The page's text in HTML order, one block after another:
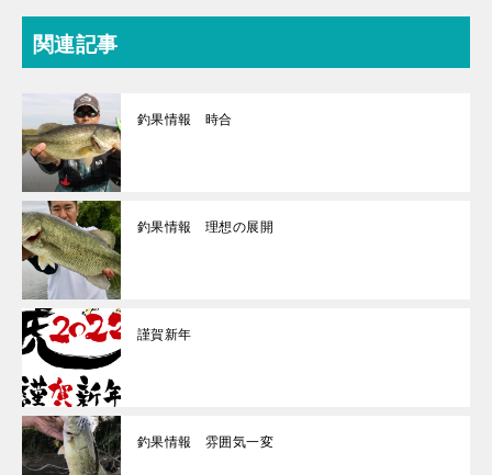
関連記事
釣果情報 時合
釣果情報 理想の展開
謹賀新年
釣果情報 雰囲気一変